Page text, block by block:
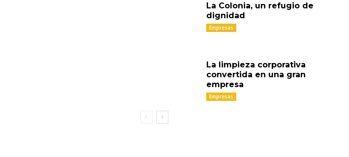
La Colonia, un refugio de
dignidad
Empresas
La limpieza corporativa
convertida en una gran
empresa
Empresas